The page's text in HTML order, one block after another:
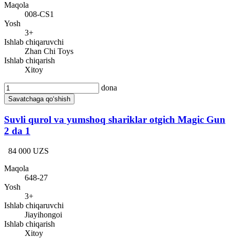
Maqola
008-CS1
Yosh
3+
Ishlab chiqaruvchi
Zhan Chi Toys
Ishlab chiqarish
Xitoy
dona
Savatchaga qo‘shish
Suvli qurol va yumshoq shariklar otgich Magic Gun
2 da 1
84 000 UZS
Maqola
648-27
Yosh
3+
Ishlab chiqaruvchi
Jiayihongoi
Ishlab chiqarish
Xitoy